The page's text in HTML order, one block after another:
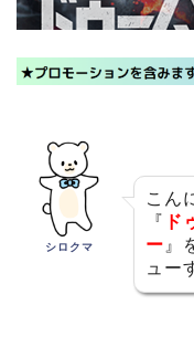
シロクマ
こん
『 ド
ー 』
ュー